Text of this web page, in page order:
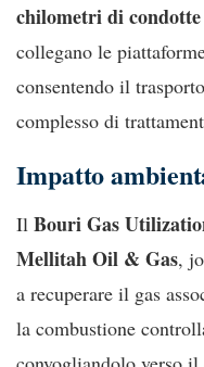
chilometri di
collegano le
consentendo il
complesso di
Impatto
Il Bouri Gas
Mellitah Oil & Gas,
a recuperare il gas
la combustione